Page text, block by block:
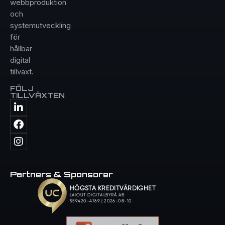
webbproduktion
och
systemutveckling
för
hållbar
digital
tillväxt.
FÖLJ
TILLVÄXTEN
Partners & Sponsorer